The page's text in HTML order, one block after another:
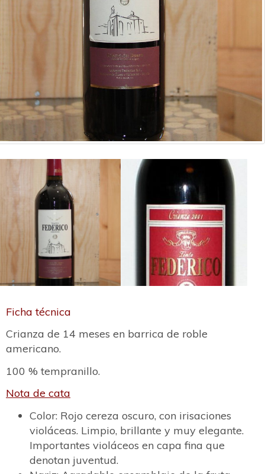
Ficha técnica
Crianza de 14 meses en barrica de roble
americano.
100 % tempranillo.
Nota de cata
Color: Rojo cereza oscuro, con irisaciones
violáceas. Limpio, brillante y muy elegante.
Importantes violáceos en capa fina que
denotan juventud.